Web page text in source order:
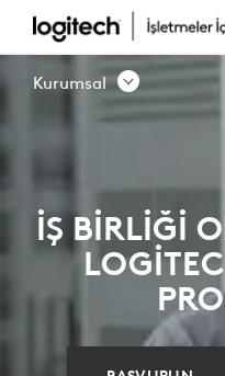
LOGITECH
İŞ
VIDEO
KONFERANS
ÇÖZÜMLERI
Kurumsal
İŞ BIRLIĞI